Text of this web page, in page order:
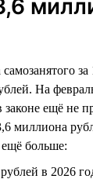
за
На
ещё не
миллиона
больше:
в 2026